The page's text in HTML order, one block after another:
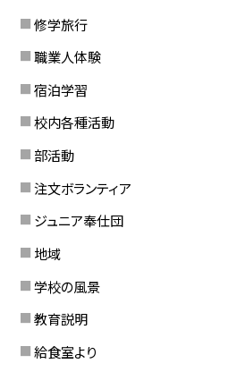
修学旅行
職業人体験
宿泊学習
校内各種活動
部活動
注文ボランティア
ジュニア奉仕団
地域
学校の風景
教育説明
給食室より